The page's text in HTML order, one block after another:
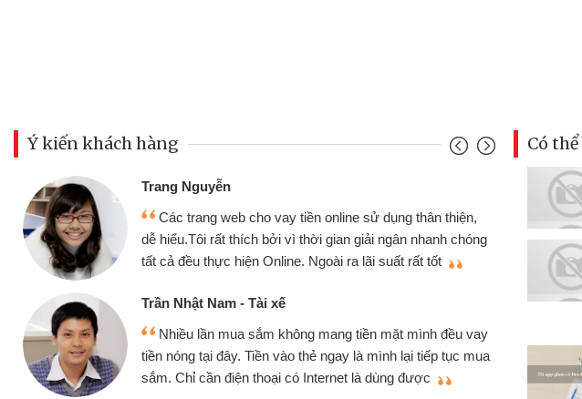
Ý kiến khách hàng
tiền online sử dụng thân thiện,
thời gian giải ngân nhanh chóng
Ngoài ra lãi suất rất tốt
mang tiền mặt mình đều vay
thẻ ngay là mình lại tiếp tục mua
có Internet là dùng được
Mình cần tiền gấp nên định cầm cố
nhưng thật may đã có gói vay tiền
không cần gặp mặt nên rất tiện lợi, sẽ
Tôi kinh doanh buôn bán nhỏ lẻ
hàng, nhờ biết đến website qua bạn bè
quyết được công việc của mình nhanh
Có